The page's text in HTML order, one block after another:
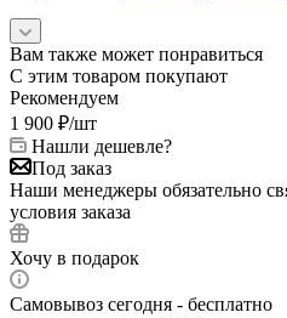
Вам также может понравиться
С этим товаром покупают
Рекомендуем
1 900 ₽/шт
Нашли дешевле?
Под заказ
Наши менеджеры обязательно
условия заказа
Хочу в подарок
Самовывоз сегодня - бесплатно